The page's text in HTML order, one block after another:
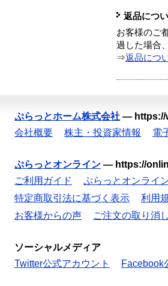
返品につ
お客様のご
過した場合
⇒返品につ
ぷらっとホーム株式会社 —
会社概要
株主・投資家情報 電
ぷらっとオンライン — https://
ご利用ガイド
ぷらっとオンライ
特定商取引法に基づく表示
利用
お客様からの声
ご注文の取り消し
ソーシャルメディア
Twitter公式アカウント
Facebook